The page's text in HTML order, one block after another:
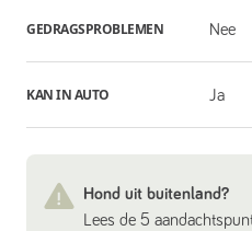
GEDRAGSPROBLEMEN Nee
KAN IN AUTO Ja
Hond uit buitenland?
Lees de 5